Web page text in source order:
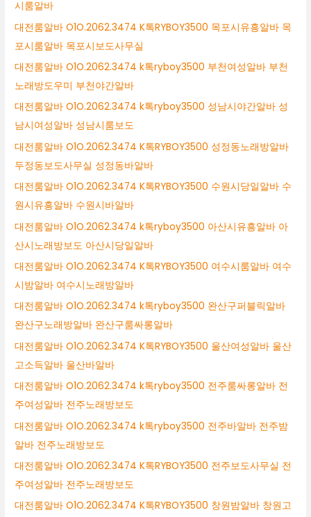
시룸알바
대전룸알바 O1O.2062.3474 K톡RYBOY3500 목포시유흥알바 목
포시룸알바 목포시보도사무실
대전룸알바 O1O.2062.3474 k톡ryboy3500 부천여성알바 부천
노래방도우미 부천야간알바
대전룸알바 O1O.2062.3474 k톡ryboy3500 성남시야간알바 성
남시여성알바 성남시룸보도
대전룸알바 O1O.2062.3474 K톡RYBOY3500 성정동노래방알바
두정동보도사무실 성정동바알바
대전룸알바 O1O.2062.3474 K톡RYBOY3500 수원시당일알바 수
원시유흥알바 수원시바알바
대전룸알바 O1O.2062.3474 k톡ryboy3500 아산시유흥알바 아
산시노래방보도 아산시당일알바
대전룸알바 O1O.2062.3474 K톡RYBOY3500 여수시룸알바 여수
시밤알바 여수시노래방알바
대전룸알바 O1O.2062.3474 k톡ryboy3500 완산구퍼블릭알바
완산구노래방알바 완산구룸싸롱알바
대전룸알바 O1O.2062.3474 K톡RYBOY3500 울산여성알바 울산
고소득알바 울산바알바
대전룸알바 O1O.2062.3474 k톡ryboy3500 전주룸싸롱알바 전
주여성알바 전주노래방보도
대전룸알바 O1O.2062.3474 k톡ryboy3500 전주바알바 전주밤
알바 전주노래방보도
대전룸알바 O1O.2062.3474 K톡RYBOY3500 전주보도사무실 전
주여성알바 전주노래방보도
대전룸알바 O1O.2062.3474 K톡RYBOY3500 창원밤알바 창원고